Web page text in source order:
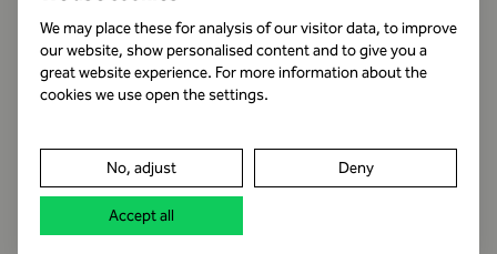
Öffnungszeiten
Datenschutz
Rechtshinweis
We may place these for analysis of our visitor data, to improve
our website, show personalised content and to give you a
great website experience. For more information about the
cookies we use open the settings.
No, adjust Deny
Accept all